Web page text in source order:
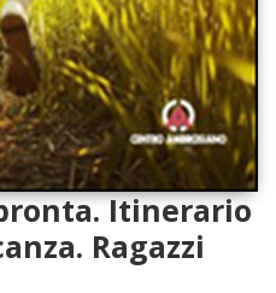
Itinerario
Ragazzi